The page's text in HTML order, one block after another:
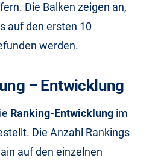
Die Balken zeigen an,
auf den ersten 10
werden.
– Entwicklung
Ranking-Entwicklung im
Die Anzahl Rankings
auf den einzelnen